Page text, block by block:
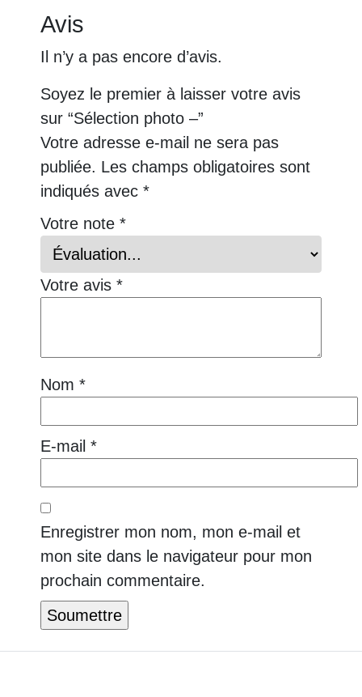
Avis
Il n’y a pas encore d’avis.
Soyez le premier à laisser votre avis
sur “Sélection photo –”
Votre adresse e-mail ne sera pas
publiée. Les champs obligatoires sont
indiqués avec *
Votre note *
Votre avis *
Nom *
E-mail *
Enregistrer mon nom, mon e-mail et
mon site dans le navigateur pour mon
prochain commentaire.